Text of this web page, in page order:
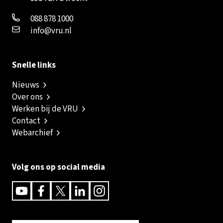
088 878 1000
info@vru.nl
Snelle links
Nieuws
Over ons
Werken bij de VRU
Contact
Webarchief
Volg ons op social media
YoutubeFacebookTwitterLinkedinInstagram